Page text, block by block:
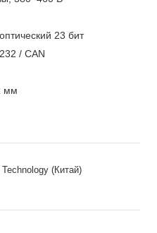
23 бит
/ CAN
мм
(Китай)